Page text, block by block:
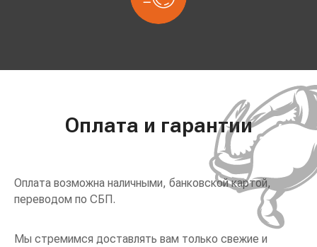
Оплата и гарантии
Оплата возможна наличными, банковской картой,
переводом по СБП.
Мы стремимся доставлять вам только свежие и